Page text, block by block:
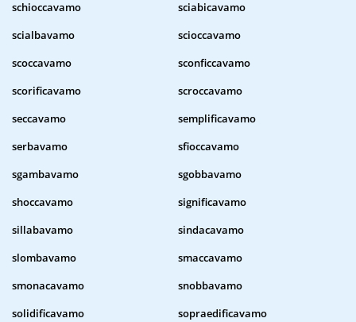
schioccavamo
sciabicavamo
scialbavamo
scioccavamo
scoccavamo
sconficcavamo
scorificavamo
scroccavamo
seccavamo
semplificavamo
serbavamo
sfioccavamo
sgambavamo
sgobbavamo
shoccavamo
significavamo
sillabavamo
sindacavamo
slombavamo
smaccavamo
smonacavamo
snobbavamo
solidificavamo
sopraedificavamo